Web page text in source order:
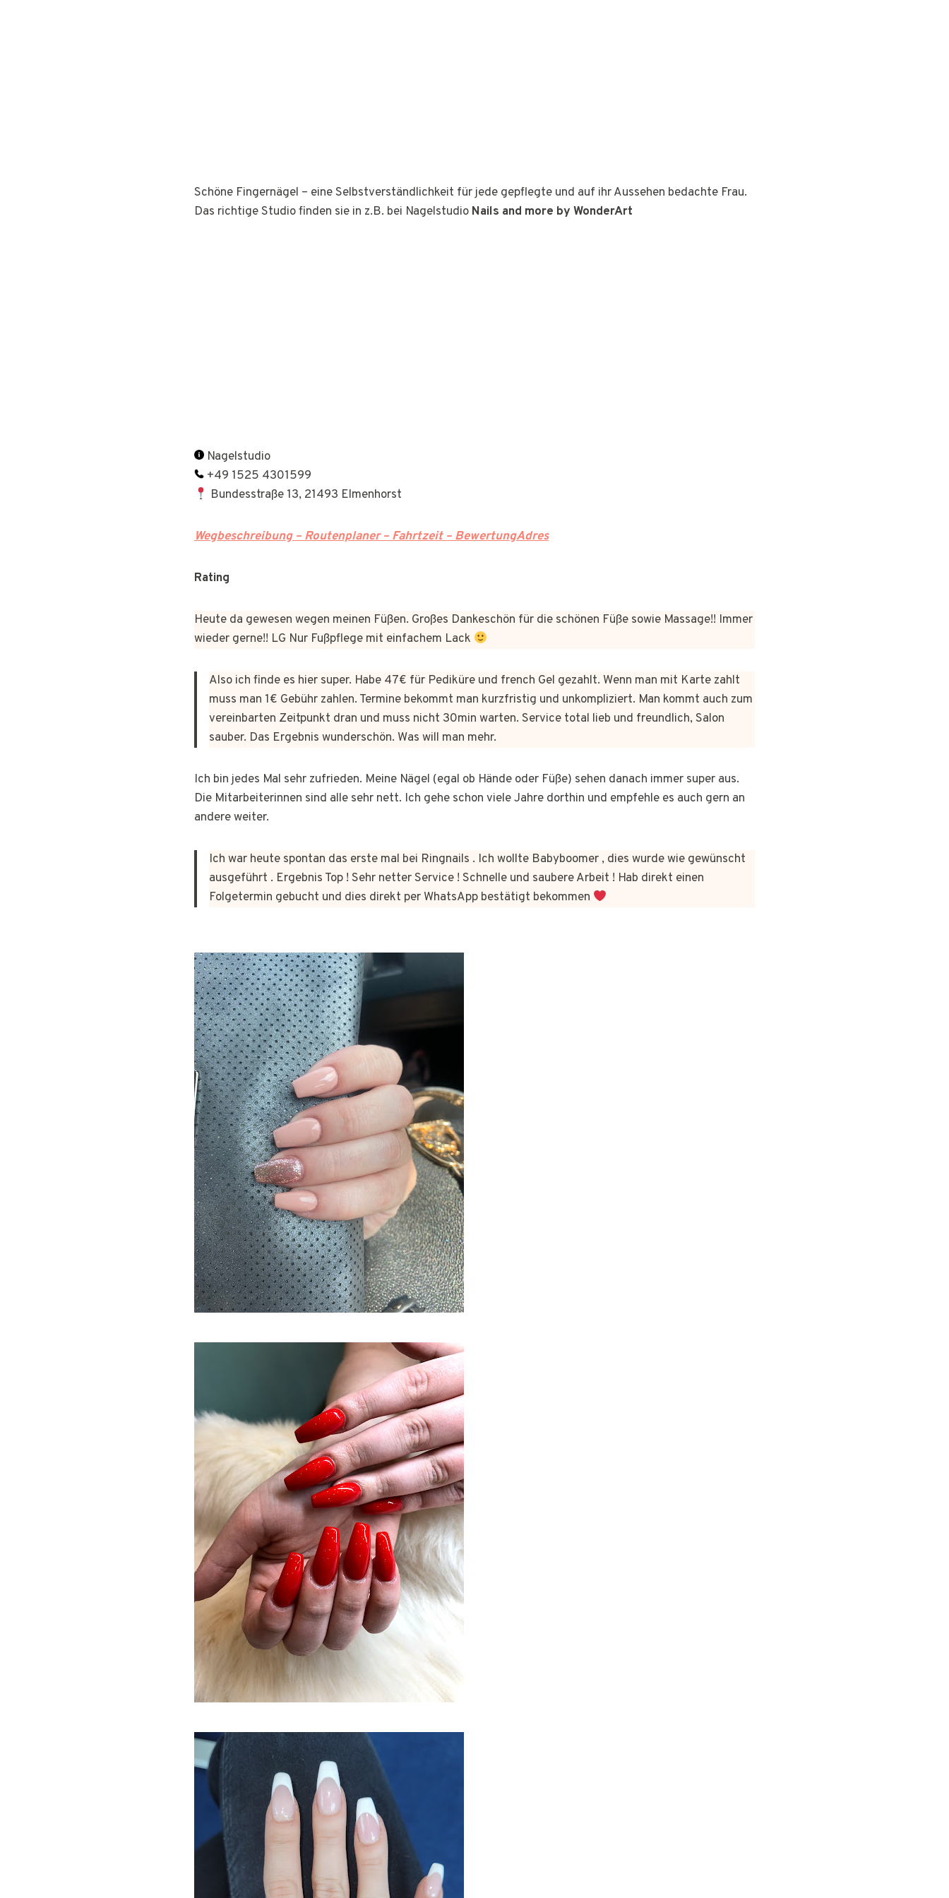
Schöne Fingernägel – eine Selbstverständlichkeit für jede gepflegte und auf ihr Aussehen bedachte Frau.
Das richtige Studio finden sie in z.B. bei Nagelstudio Nails and more by WonderArt
Nagelstudio
+49 1525 4301599
Bundesstraße 13, 21493 Elmenhorst
Wegbeschreibung – Routenplaner – Fahrtzeit – BewertungAdres
Rating
Heute da gewesen wegen meinen Füßen. Großes Dankeschön für die schönen Füße sowie Massage!! Immer
wieder gerne!! LG Nur Fußpflege mit einfachem Lack
Also ich finde es hier super. Habe 47€ für Pediküre und french Gel gezahlt. Wenn man mit Karte zahlt
muss man 1€ Gebühr zahlen. Termine bekommt man kurzfristig und unkompliziert. Man kommt auch zum
vereinbarten Zeitpunkt dran und muss nicht 30min warten. Service total lieb und freundlich, Salon
sauber. Das Ergebnis wunderschön. Was will man mehr.
Ich bin jedes Mal sehr zufrieden. Meine Nägel (egal ob Hände oder Füße) sehen danach immer super aus.
Die Mitarbeiterinnen sind alle sehr nett. Ich gehe schon viele Jahre dorthin und empfehle es auch gern an
andere weiter.
Ich war heute spontan das erste mal bei Ringnails . Ich wollte Babyboomer , dies wurde wie gewünscht
ausgeführt . Ergebnis Top ! Sehr netter Service ! Schnelle und saubere Arbeit ! Hab direkt einen
Folgetermin gebucht und dies direkt per WhatsApp bestätigt bekommen